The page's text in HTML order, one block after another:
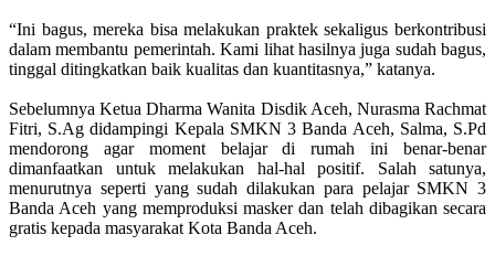
“Ini bagus, mereka bisa melakukan praktek sekaligus berkontribusi
dalam membantu pemerintah. Kami lihat hasilnya juga sudah bagus,
tinggal ditingkatkan baik kualitas dan kuantitasnya,” katanya.
Sebelumnya Ketua Dharma Wanita Disdik Aceh, Nurasma Rachmat
Fitri, S.Ag didampingi Kepala SMKN 3 Banda Aceh, Salma, S.Pd
mendorong agar moment belajar di rumah ini benar-benar
dimanfaatkan untuk melakukan hal-hal positif. Salah satunya,
menurutnya seperti yang sudah dilakukan para pelajar SMKN 3
Banda Aceh yang memproduksi masker dan telah dibagikan secara
gratis kepada masyarakat Kota Banda Aceh.